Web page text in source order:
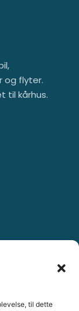
til dette
og flyter.
til kårhus.